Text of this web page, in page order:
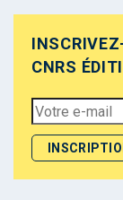
CNRS